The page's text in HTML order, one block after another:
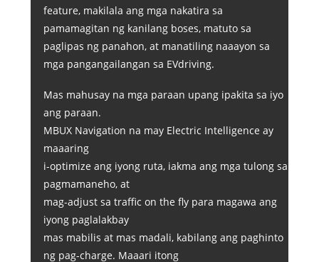
feature, makilala ang mga nakatira sa
pamamagitan ng kanilang boses, matuto sa
paglipas ng panahon, at manatiling naaayon sa
mga pangangailangan sa EVdriving.
Mas mahusay na mga paraan upang ipakita sa iyo
ang paraan.
MBUX Navigation na may Electric Intelligence ay
maaaring
i-optimize ang iyong ruta, iakma ang mga tulong sa
pagmamaneho, at
mag-adjust sa traffic on the fly para magawa ang
iyong paglalakbay
mas mabilis at mas madali, kabilang ang paghinto
ng pag-charge. Maaari itong